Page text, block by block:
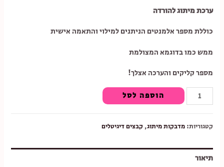
ערכת מיתוג להורדה
כוללת מספר אלמנטים הניתנים למילוי והתאמה אישית
ממש כמו בדוגמא המצולמת
מספר קליקים והערכה אצלך!
כמות
של
שפם
ותכלת
הוספה לסל
קטגוריות:מדבקות מיתוג, קבצים דיגיטלים
תיאור